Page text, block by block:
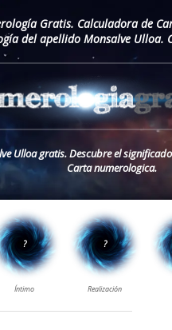
Gratis. Calculadora de
del apellido Monsalve Ulloa.
Ulloa gratis. Descubre el
Carta numerologica.